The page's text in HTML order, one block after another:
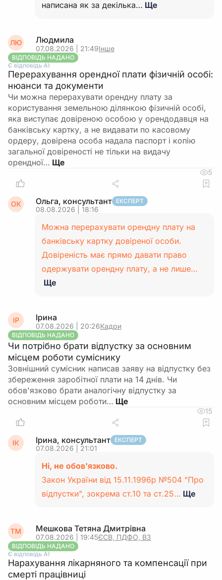
написана як за декілька… Ще
ЛЮ Людмила
07.08.2026 | 21:49Інше
ВІДПОВІДЬ НАДАНО
Є відповідь АІ
Перерахування орендної плати фізичній особі:
нюанси та документи
Чи можна перерахувати орендну плату за
користування земельною ділянкою фізичній особі,
яка виступає довіреною особою у орендодавця на
банківську картку, а не видавати по касовому
ордеру, довірена особа надала паспорт і копію
загальної довіреності не тільки на видачу
орендної…
5
ОК Ольга, консультант ЕКСПЕРТ
08.08.2026 | 18:16
Можна перерахувати орендну плату на
банківську картку довіреної особи.
Довіреність має прямо давати право
одержувати орендну плату, а не лише…
Ще
ІР Ірина
07.08.2026 | 20:26Кадри
ВІДПОВІДЬ НАДАНО
Чи потрібно брати відпустку за основним
місцем роботи суміснику
Зовнішний сумісник написав заяву на відпустку без
збереження заробітної плати на 14 днів. Чи
обов'язково брати аналогічну відпустку за
основним місцем роботи…
15
ІК Ірина, консультант ЕКСПЕРТ
07.08.2026 | 21:01
Ні, не обов'язково.
Закон України від 15.11.1996р №504 "Про
відпустки", зокрема ст.10 та ст.25… Ще
ТМ Мешкова Тетяна Дмитрівна
07.08.2026 | 19:45ЄСВ, ПДФО, ВЗ
ВІДПОВІДЬ НАДАНО
Є відповідь АІ
Нарахування лікарняного та компенсації при
смерті працівниці